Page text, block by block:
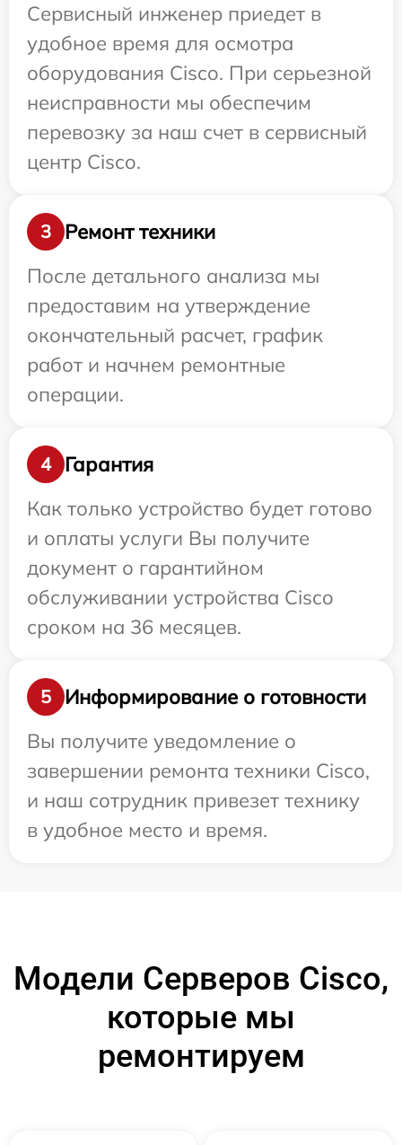
Сервисный инженер приедет в
удобное время для осмотра
оборудования Cisco. При серьезной
неисправности мы обеспечим
перевозку за наш счет в сервисный
центр Cisco.
3
Ремонт техники
После детального анализа мы
предоставим на утверждение
окончательный расчет, график
работ и начнем ремонтные
операции.
4
Гарантия
Как только устройство будет готово
и оплаты услуги Вы получите
документ о гарантийном
обслуживании устройства Cisco
сроком на 36 месяцев.
5
Информирование о готовности
Вы получите уведомление о
завершении ремонта техники Cisco,
и наш сотрудник привезет технику
в удобное место и время.
Модели Серверов Cisco,
которые мы
ремонтируем